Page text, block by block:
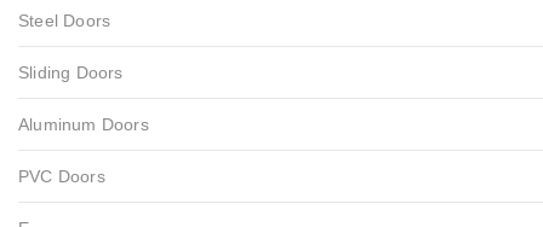
Steel Doors
Sliding Doors
Aluminum Doors
PVC Doors